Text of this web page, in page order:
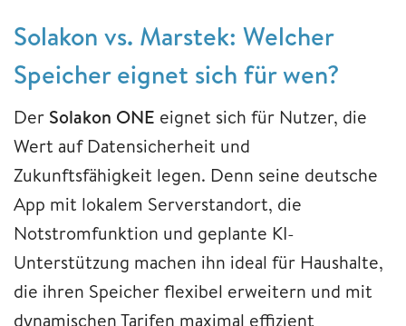
Solakon vs. Marstek: Welcher
Speicher eignet sich für wen?
Der Solakon ONE eignet sich für Nutzer, die
Wert auf Datensicherheit und
Zukunftsfähigkeit legen. Denn seine deutsche
App mit lokalem Serverstandort, die
Notstromfunktion und geplante KI-
Unterstützung machen ihn ideal für Haushalte,
die ihren Speicher flexibel erweitern und mit
dynamischen Tarifen maximal effizient